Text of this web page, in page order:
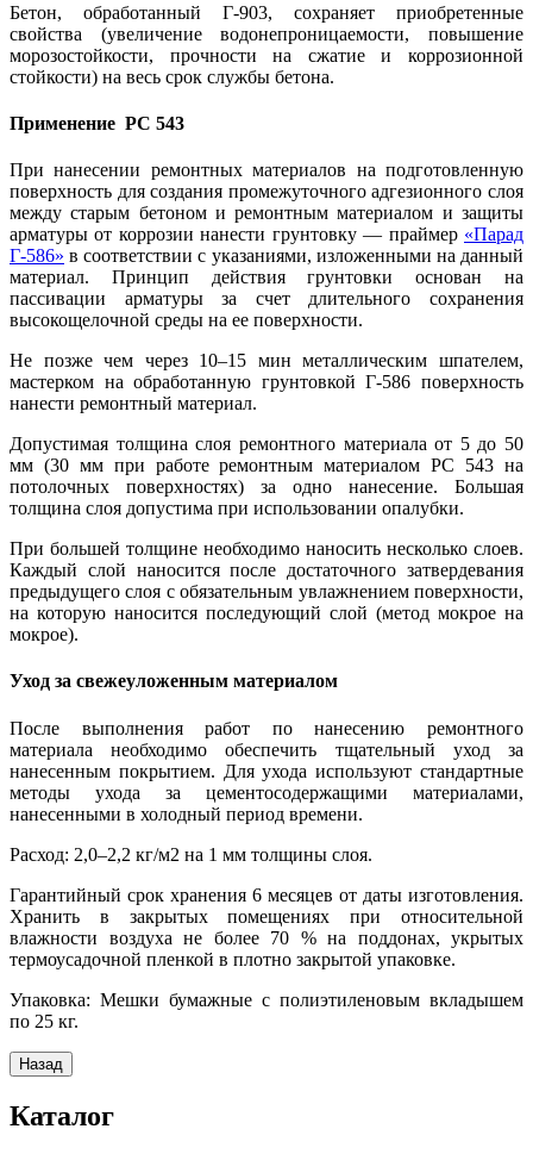
Бетон, обработанный Г-903, сохраняет приобретенные
свойства (увеличение водонепроницаемости, повышение
морозостойкости, прочности на сжатие и коррозионной
стойкости) на весь срок службы бетона.
Применение РС 543
При нанесении ремонтных материалов на подготовленную
поверхность для создания промежуточного адгезионного слоя
между старым бетоном и ремонтным материалом и защиты
арматуры от коррозии нанести грунтовку — праймер «Парад
Г-586» в соответствии с указаниями, изложенными на данный
материал. Принцип действия грунтовки основан на
пассивации арматуры за счет длительного сохранения
высокощелочной среды на ее поверхности.
Не позже чем через 10–15 мин металлическим шпателем,
мастерком на обработанную грунтовкой Г-586 поверхность
нанести ремонтный материал.
Допустимая толщина слоя ремонтного материала от 5 до 50
мм (30 мм при работе ремонтным материалом РС 543 на
потолочных поверхностях) за одно нанесение. Большая
толщина слоя допустима при использовании опалубки.
При большей толщине необходимо наносить несколько слоев.
Каждый слой наносится после достаточного затвердевания
предыдущего слоя с обязательным увлажнением поверхности,
на которую наносится последующий слой (метод мокрое на
мокрое).
Уход за свежеуложенным материалом
После выполнения работ по нанесению ремонтного
материала необходимо обеспечить тщательный уход за
нанесенным покрытием. Для ухода используют стандартные
методы ухода за цементосодержащими материалами,
нанесенными в холодный период времени.
Расход: 2,0–2,2 кг/м2 на 1 мм толщины слоя.
Гарантийный срок хранения 6 месяцев от даты изготовления.
Хранить в закрытых помещениях при относительной
влажности воздуха не более 70 % на поддонах, укрытых
термоусадочной пленкой в плотно закрытой упаковке.
Упаковка: Мешки бумажные с полиэтиленовым вкладышем
по 25 кг.
Каталог